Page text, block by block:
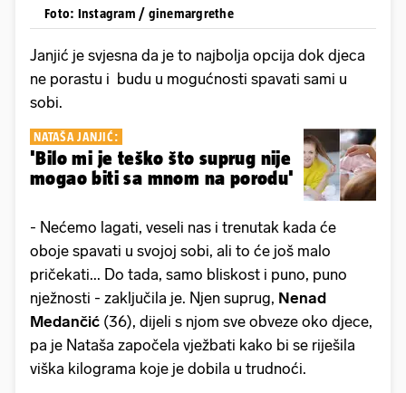
Foto: Instagram / ginemargrethe
Janjić je svjesna da je to najbolja opcija dok djeca
ne porastu i budu u mogućnosti spavati sami u
sobi.
NATAŠA JANJIĆ:
'Bilo mi je teško što suprug nije
mogao biti sa mnom na porodu'
- Nećemo lagati, veseli nas i trenutak kada će
oboje spavati u svojoj sobi, ali to će još malo
pričekati... Do tada, samo bliskost i puno, puno
nježnosti - zaključila je. Njen suprug, Nenad
Medančić (36), dijeli s njom sve obveze oko djece,
pa je Nataša započela vježbati kako bi se riješila
viška kilograma koje je dobila u trudnoći.